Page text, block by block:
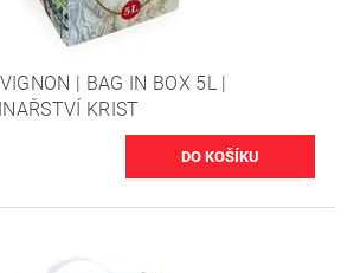
| BAG IN BOX 5L |
KRIST